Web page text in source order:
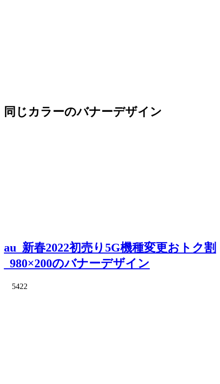
同じカラーのバナーデザイン
au_新春2022初売り5G機種変更おトク割
_980×200のバナーデザイン
5422